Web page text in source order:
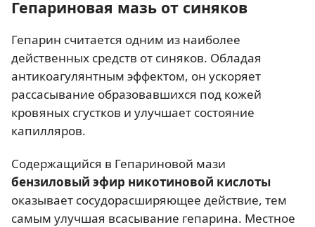
Гепариновая мазь от синяков
Гепарин считается одним из наиболее
действенных средств от синяков. Обладая
антикоагулянтным эффектом, он ускоряет
рассасывание образовавшихся под кожей
кровяных сгустков и улучшает состояние
капилляров.
Содержащийся в Гепариновой мази
бензиловый эфир никотиновой кислоты
оказывает сосудорасширяющее действие, тем
самым улучшая всасывание гепарина. Местное